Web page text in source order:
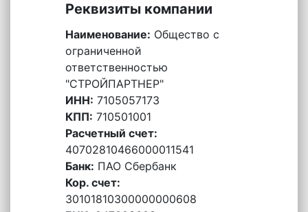
Реквизиты компании
Наименование: Общество с
ограниченной
ответственностью
"СТРОЙПАРТНЕР"
ИНН: 7105057173
КПП: 710501001
Расчетный счет:
40702810466000011541
Банк: ПАО Сбербанк
Кор. счет:
30101810300000000608